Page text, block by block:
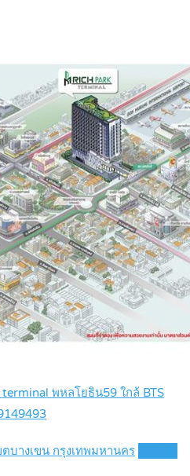
พหลโยธิน59 ใกล้ BTS
บางเขน กรุงเทพมหานคร